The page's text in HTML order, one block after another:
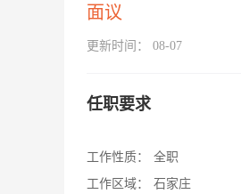
面议
更新时间： 08-07
任职要求
工作性质：
全职
工作区域：
石家庄